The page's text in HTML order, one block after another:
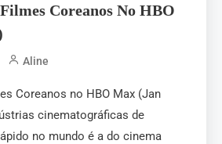
Coreanos No HBO
Aline
Coreanos no HBO Max (Jan
cinematográficas de
no mundo é a do cinema